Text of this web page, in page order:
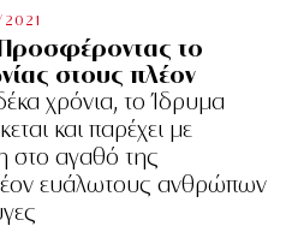
το
στους πλέον
χρόνια, το Ίδρυμα
και παρέχει με
στο αγαθό της
ευάλωτους ανθρώπων